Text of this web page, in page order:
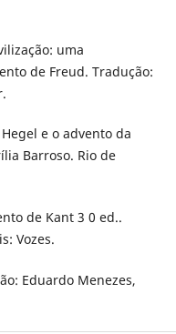
uma
de Freud. Tradução:
Hegel e o advento da
Barroso. Rio de
de Kant 3 0 ed..
Vozes.
Eduardo Menezes,